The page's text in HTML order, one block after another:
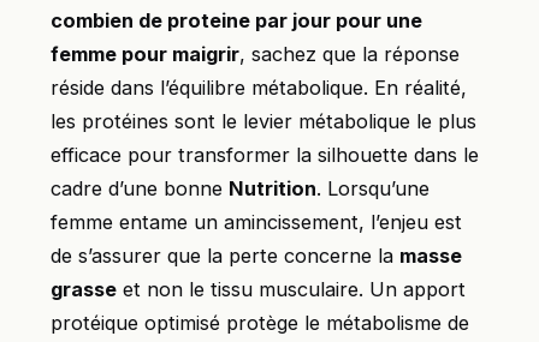
combien de proteine par jour pour une
femme pour maigrir, sachez que la réponse
réside dans l’équilibre métabolique. En réalité,
les protéines sont le levier métabolique le plus
efficace pour transformer la silhouette dans le
cadre d’une bonne Nutrition. Lorsqu’une
femme entame un amincissement, l’enjeu est
de s’assurer que la perte concerne la masse
grasse et non le tissu musculaire. Un apport
protéique optimisé protège le métabolisme de